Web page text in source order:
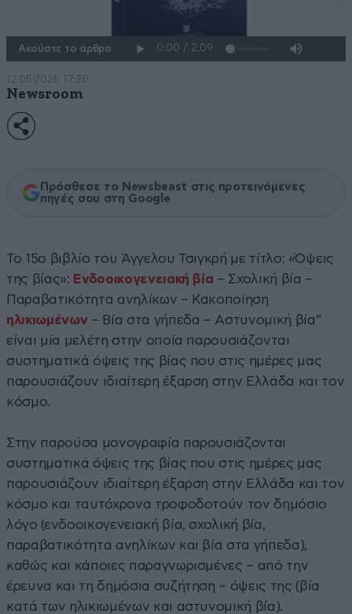
Ακούστε το άρθρο
12·05·2026 17:20
Newsroom
Πρόσθεσε το Newsbeast στις προτεινόμενες
πηγές σου στη Google
Το 15ο βιβλίο του Άγγελου Τσιγκρή με τίτλο: «Όψεις
της βίας»: Ενδοοικογενειακή βία – Σχολική βία –
Παραβατικότητα ανηλίκων – Κακοποίηση
ηλικιωμένων– Βία στα γήπεδα – Αστυνομική βία”
είναι μία μελέτη στην οποία παρουσιάζονται
συστηματικά όψεις της βίας που στις ημέρες μας
παρουσιάζουν ιδιαίτερη έξαρση στην Ελλάδα και τον
κόσμο.
Στην παρούσα μονογραφία παρουσιάζονται
συστηματικά όψεις της βίας που στις ημέρες μας
παρουσιάζουν ιδιαίτερη έξαρση στην Ελλάδα και τον
κόσμο και ταυτόχρονα τροφοδοτούν τον δημόσιο
λόγο (ενδοοικογενειακή βία, σχολική βία,
παραβατικότητα ανηλίκων και βία στα γήπεδα),
καθώς και κάποιες παραγνωρισμένες – από την
έρευνα και τη δημόσια συζήτηση – όψεις της (βία
κατά των ηλικιωμένων και αστυνομική βία).